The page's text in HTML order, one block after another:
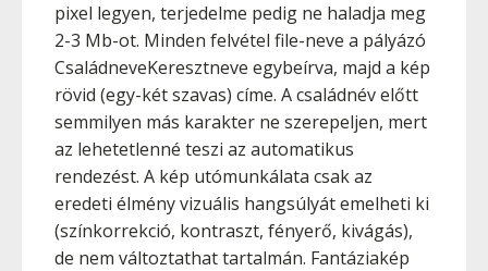
pixel legyen, terjedelme pedig ne haladja meg
2-3 Mb-ot. Minden felvétel file-neve a pályázó
CsaládneveKeresztneve egybeírva, majd a kép
rövid (egy-két szavas) címe. A családnév előtt
semmilyen más karakter ne szerepeljen, mert
az lehetetlenné teszi az automatikus
rendezést. A kép utómunkálata csak az
eredeti élmény vizuális hangsúlyát emelheti ki
(színkorrekció, kontraszt, fényerő, kivágás),
de nem változtathat tartalmán. Fantáziakép